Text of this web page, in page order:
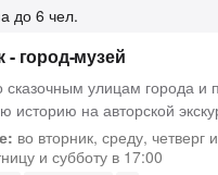
до 6 чел.
- город-музей
сказочным улицам города и
историю на авторской
во вторник, среду, четверг
и субботу в 17:00